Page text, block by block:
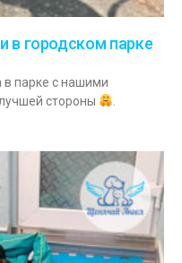
в городском парке
парке с нашими
стороны